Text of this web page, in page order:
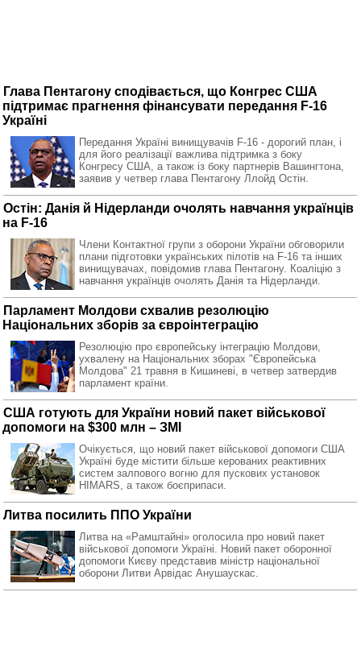
Глава Пентагону сподівається, що Конгрес США
підтримає прагнення фінансувати передання F-16
Україні
Передання Україні винищувачів F-16 - дорогий план, і
для його реалізації важлива підтримка з боку
Конгресу США, а також із боку партнерів Вашингтона,
заявив у четвер глава Пентагону Ллойд Остін.
Остін: Данія й Нідерланди очолять навчання українців
на F-16
Члени Контактної групи з оборони України обговорили
плани підготовки українських пілотів на F-16 та інших
винищувачах, повідомив глава Пентагону. Коаліцію з
навчання українців очолять Данія та Нідерланди.
Парламент Молдови схвалив резолюцію
Національних зборів за євроінтеграцію
Резолюцію про європейську інтеграцію Молдови,
ухвалену на Національних зборах "Європейська
Молдова" 21 травня в Кишиневі, в четвер затвердив
парламент країни.
США готують для України новий пакет військової
допомоги на $300 млн – ЗМІ
Очікується, що новий пакет військової допомоги США
Україні буде містити більше керованих реактивних
систем залпового вогню для пускових установок
HIMARS, а також боєприпаси.
Литва посилить ППО України
Литва на «Рамштайні» оголосила про новий пакет
військової допомоги Україні. Новий пакет оборонної
допомоги Києву представив міністр національної
оборони Литви Арвідас Анушаускас.